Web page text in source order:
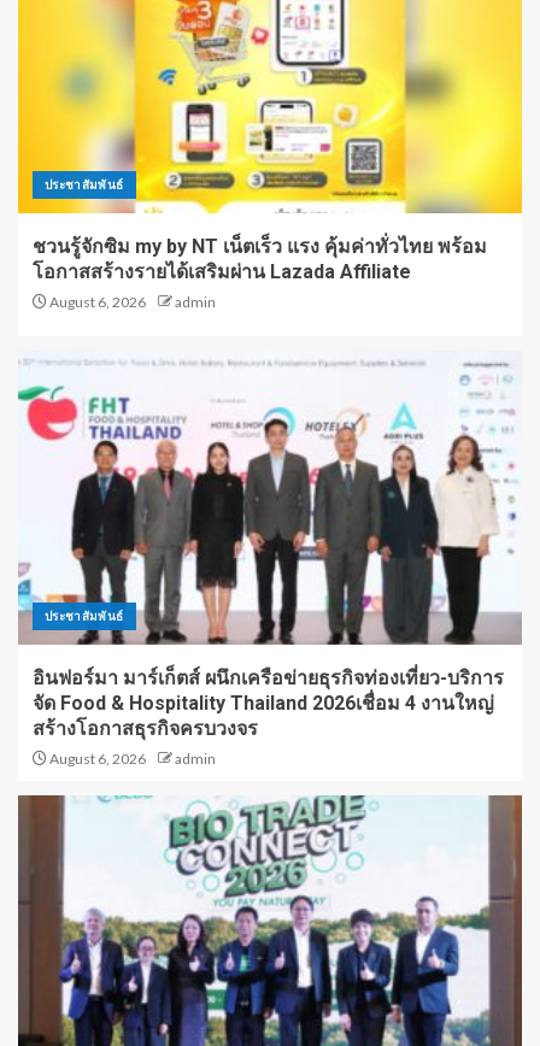
ประชาสัมพันธ์
ชวนรู้จักซิม my by NT เน็ตเร็ว แรง คุ้มค่าทั่วไทย พร้อม
โอกาสสร้างรายได้เสริมผ่าน Lazada Affiliate
August 6, 2026 admin
ประชาสัมพันธ์
อินฟอร์มา มาร์เก็ตส์ ผนึกเครือข่ายธุรกิจท่องเที่ยว-บริการ
จัด Food & Hospitality Thailand 2026เชื่อม 4 งานใหญ่
สร้างโอกาสธุรกิจครบวงจร
August 6, 2026 admin